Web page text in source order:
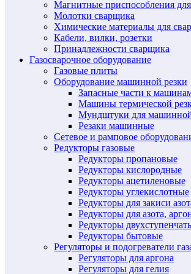
Магнитные приспособления
Молотки сварщика
Химические материалы для
Кабели, вилки, розетки
Принадлежности сварщика
Газосварочное оборудование
Газовые плиты
Оборудование машинной резки
Запасные части к
Машины термической
Мундштуки для
Резаки машинные
Сетевое и рамповое
Редукторы газовые
Редукторы пропановые
Редукторы кислородные
Редукторы ацетиленовые
Редукторы углекислотные
Редукторы для закиси
Редукторы для азота,
Редукторы
Редукторы бытовые
Регуляторы и подогреватели
Регуляторы для аргона
Регуляторы для гелия